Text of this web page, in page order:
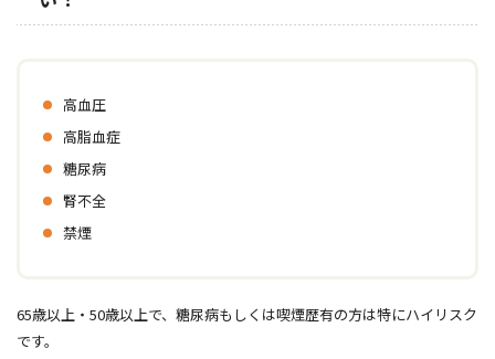
高血圧
高脂血症
糖尿病
腎不全
禁煙
65歳以上・50歳以上で、糖尿病もしくは喫煙歴有の方は特にハイリスク
です。